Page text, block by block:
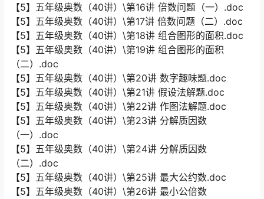
【5】五年级奥数（40讲）\第16讲 倍数问题（一）.doc
【5】五年级奥数（40讲）\第17讲 倍数问题（二）.doc
【5】五年级奥数（40讲）\第18讲 组合图形的面积.doc
【5】五年级奥数（40讲）\第19讲 组合图形的面积
（二）.doc
【5】五年级奥数（40讲）\第20讲 数字趣味题.doc
【5】五年级奥数（40讲）\第21讲 假设法解题.doc
【5】五年级奥数（40讲）\第22讲 作图法解题.doc
【5】五年级奥数（40讲）\第23讲 分解质因数
（一）.doc
【5】五年级奥数（40讲）\第24讲 分解质因数
（二）.doc
【5】五年级奥数（40讲）\第25讲 最大公约数.doc
【5】五年级奥数（40讲）\第26讲 最小公倍数